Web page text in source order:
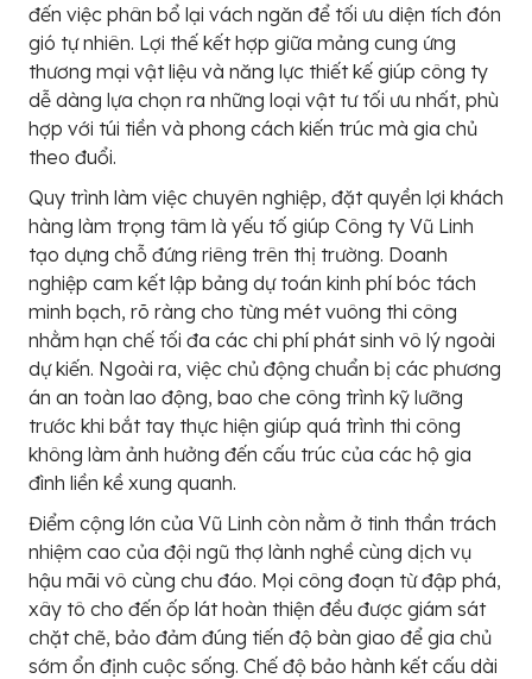
đến việc phân bổ lại vách ngăn để tối ưu diện tích đón
gió tự nhiên. Lợi thế kết hợp giữa mảng cung ứng
thương mại vật liệu và năng lực thiết kế giúp công ty
dễ dàng lựa chọn ra những loại vật tư tối ưu nhất, phù
hợp với túi tiền và phong cách kiến trúc mà gia chủ
theo đuổi.
Quy trình làm việc chuyên nghiệp, đặt quyền lợi khách
hàng làm trọng tâm là yếu tố giúp Công ty Vũ Linh
tạo dựng chỗ đứng riêng trên thị trường. Doanh
nghiệp cam kết lập bảng dự toán kinh phí bóc tách
minh bạch, rõ ràng cho từng mét vuông thi công
nhằm hạn chế tối đa các chi phí phát sinh vô lý ngoài
dự kiến. Ngoài ra, việc chủ động chuẩn bị các phương
án an toàn lao động, bao che công trình kỹ lưỡng
trước khi bắt tay thực hiện giúp quá trình thi công
không làm ảnh hưởng đến cấu trúc của các hộ gia
đình liền kề xung quanh.
Điểm cộng lớn của Vũ Linh còn nằm ở tinh thần trách
nhiệm cao của đội ngũ thợ lành nghề cùng dịch vụ
hậu mãi vô cùng chu đáo. Mọi công đoạn từ đập phá,
xây tô cho đến ốp lát hoàn thiện đều được giám sát
chặt chẽ, bảo đảm đúng tiến độ bàn giao để gia chủ
sớm ổn định cuộc sống. Chế độ bảo hành kết cấu dài